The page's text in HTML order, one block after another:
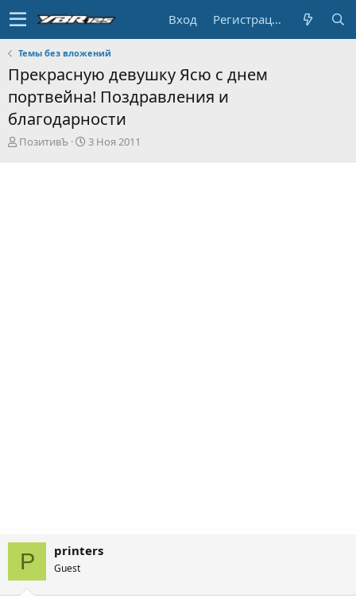
Вход Регистрация
Темы без вложений
Прекрасную девушку Ясю c днем
портвейна! Поздравления и
благодарности
А
ПозитивЪ
Д
3 Ноя 2011
P printers
Guest